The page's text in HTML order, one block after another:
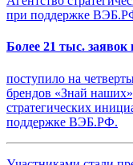
Более 21 тыс.
поступило на
брендов «Знай
стратегических
поддержке ВЭБ.РФ.